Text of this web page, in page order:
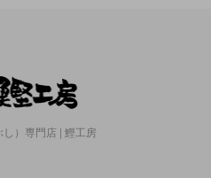
）専門店 | 鰹工房